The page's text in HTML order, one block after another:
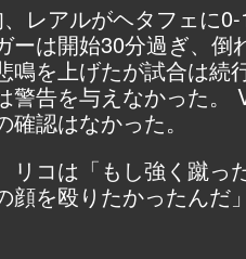
レアルがヘタフェに
ーは開始30分過ぎ、倒
鳴を上げたが試合は続
警告を与えなかった。
確認はなかった。
リコは「もし強く蹴っ
顔を殴りたかったんだ